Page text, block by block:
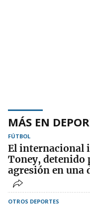
MÁS EN
FÚTBOL
El internacional
Toney, detenido
agresión en una
OTROS DEPORTES